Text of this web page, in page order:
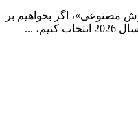
مصنوعی»، اگر بخواهیم بر